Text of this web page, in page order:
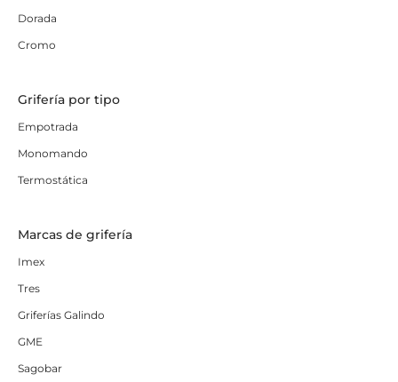
Dorada
Cromo
Grifería por tipo
Empotrada
Monomando
Termostática
Marcas de grifería
Imex
Tres
Griferías Galindo
GME
Sagobar